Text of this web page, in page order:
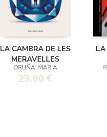
LA CAMBRA DE LES
MERAVELLES
ORUÑA, MARIA
23,90 €
LA